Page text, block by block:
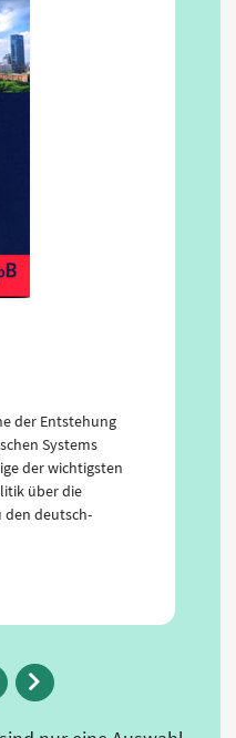
der Entstehung
Systems
der wichtigsten
über die
den deutsch-
Vor